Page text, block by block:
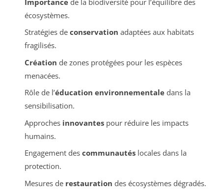
écosystèmes.
Stratégies de conservation adaptées aux habitats
fragilisés.
Création de zones protégées pour les espèces
menacées.
Rôle de l’éducation environnementaledans la
sensibilisation.
Approches innovantespour réduire les impacts
humains.
Engagement des communautéslocales dans la
protection.
Mesures de restauration des écosystèmes dégradés.